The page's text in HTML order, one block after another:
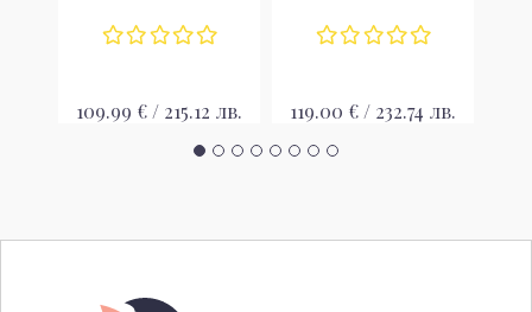
109.99 € / 215.12 лв. 119.00 € / 232.74 лв.